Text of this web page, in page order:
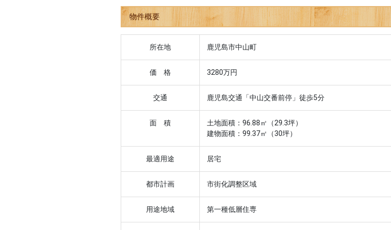
物件概要
所在地 鹿児島市中山町
価 格 3280万円
交通 鹿児島交通「中山交番前停」徒歩5分
面 積
土地面積：96.88㎡（29.3坪）
建物面積：99.37㎡（30坪）
最適用途 居宅
都市計画 市街化調整区域
用途地域 第一種低層住専